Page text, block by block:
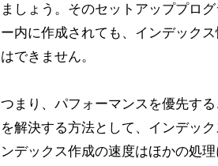
ましょう。そのセットアッププロ
ー内に作成されても、インデック
はできません。
つまり、パフォーマンスを優先す
を解決する方法として、インデッ
ンデックス作成の速度はほかの処